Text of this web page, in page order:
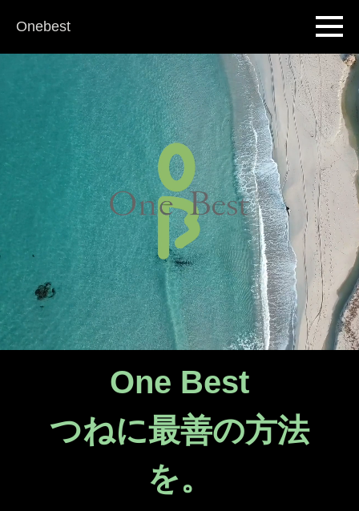
Onebest
One Best
つねに最善の方法
を。